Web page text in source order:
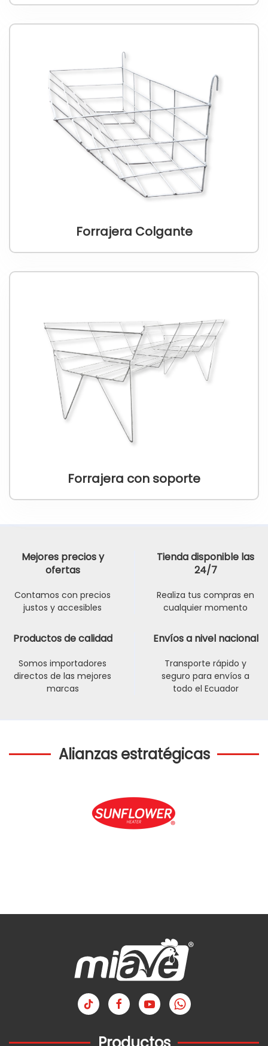
Forrajera Colgante
Forrajera con soporte
Mejores precios y
ofertas
Contamos con precios
justos y accesibles
Tienda disponible las
24/7
Realiza tus compras en
cualquier momento
Productos de calidad
Somos importadores
directos de las mejores
marcas
Envíos a nivel nacional
Transporte rápido y
seguro para envíos a
todo el Ecuador
Alianzas estratégicas